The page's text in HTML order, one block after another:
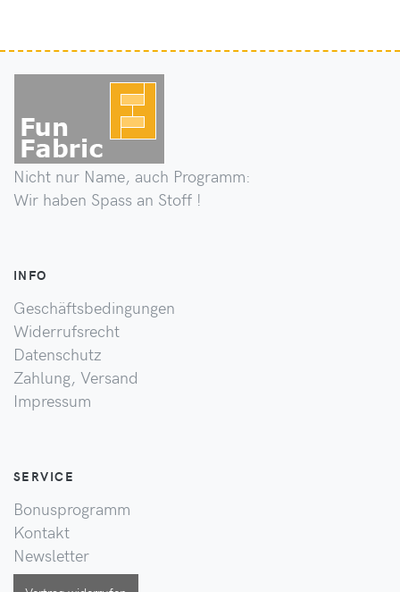
Nicht nur Name, auch Programm:
Wir haben Spass an Stoff !
INFO
Geschäftsbedingungen
Widerrufsrecht
Datenschutz
Zahlung, Versand
Impressum
SERVICE
Bonusprogramm
Kontakt
Newsletter